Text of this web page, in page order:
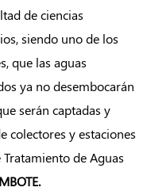
de ciencias
siendo uno de los
que las aguas
ya no desembocarán
serán captadas y
colectores y estaciones
de Aguas